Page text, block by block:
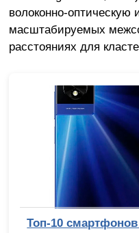
волоконно-оптическую
масштабируемых
расстояниях для
Топ-10